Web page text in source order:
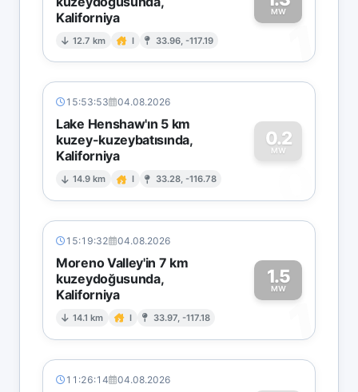
Kaliforniya
12.7 km I 33.96, -117.19
MW
1
15:53:53 04.08.2026
Lake Henshaw'ın 5 km
kuzey-kuzeybatısında,
Kaliforniya
14.9 km I 33.28, -116.78
0.2
MW
0
15:19:32 04.08.2026
Moreno Valley'in 7 km
kuzeydoğusunda,
Kaliforniya
14.1 km I 33.97, -117.18
1.5
MW
1
11:26:14 04.08.2026